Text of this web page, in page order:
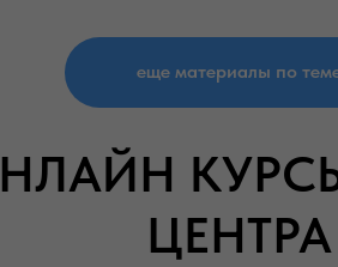
еще материалы по
ЦЕНТРА